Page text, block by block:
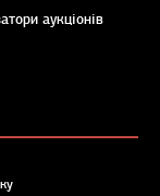
аукціонів